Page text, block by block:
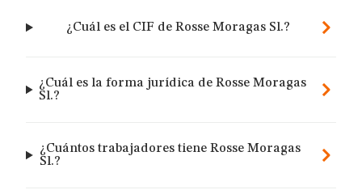
¿Cuál es el CIF de Rosse Moragas Sl.?
¿Cuál es la forma jurídica de Rosse Moragas
Sl.?
¿Cuántos trabajadores tiene Rosse Moragas
Sl.?